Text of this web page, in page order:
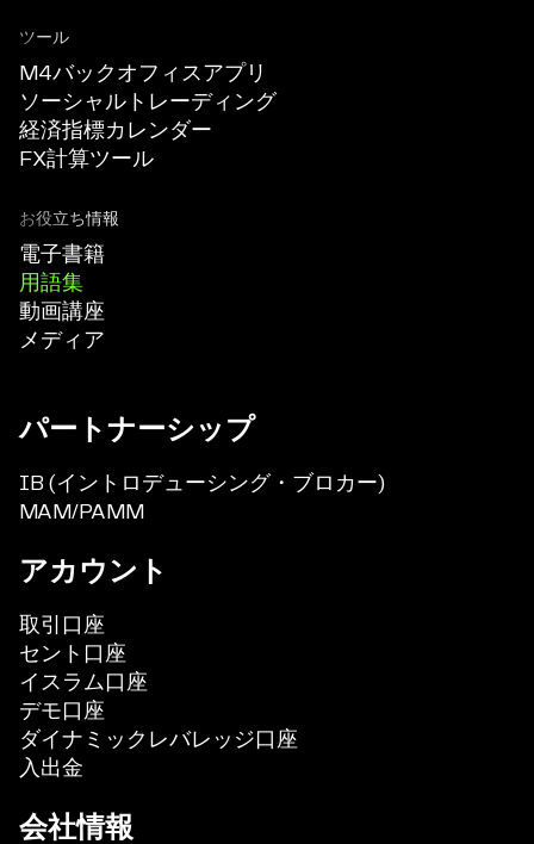
ツール
M4バックオフィスアプリ
ソーシャルトレーディング
経済指標カレンダー
FX計算ツール
お役立ち情報
電子書籍
用語集
動画講座
メディア
パートナーシップ
IB (イントロデューシング・ブロカー)
MAM/PAMM
アカウント
取引口座
セント口座
イスラム口座
デモ口座
ダイナミックレバレッジ口座
入出金
会社情報